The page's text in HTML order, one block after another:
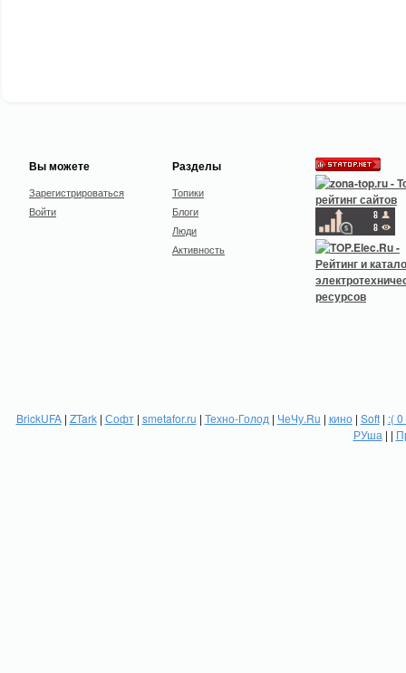
Вы можете
Зарегистрироваться
Войти
Разделы
Топики
Блоги
Люди
Активность
BrickUFA| ZTark| Софт| smetafor.ru | Техно-Голод | ЧеЧу.Ru | кино| Soft| :(
РУша | |